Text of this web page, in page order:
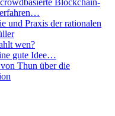
Blockchain-
und Praxis der rationalen
wen?
gute Idee…
Thun über die